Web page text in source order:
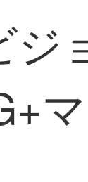
ジ